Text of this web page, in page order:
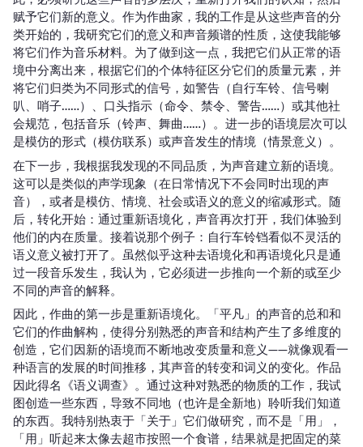
赋予它们新的意义。作为作曲家，我的工作是从这些声音的分
类开始的，我研究它们的意义和声音频谱的性质，这使我能够
将它们作为音乐材料。为了做到这一点，我把它们从正常的语
境中分离出来，根据它们的个体特征区分它们的质量元素，并
将它们归类为不同形式的信号，如警告（自行车铃、信号喇
叭、哨子……）、口头指示（命令、禁令、警告……）或其他社
会规范，包括音乐（铃声、舞曲……）。进一步的语境层次可以
是模仿的形式（模仿联系）或声音发生的情境（情景意义）。
在下一步，我根据我发现的不同品质，为声音建立新的语境。
这可以是类似的声学现象（在日常情况下不会同时出现的声
音），或者是模仿、情境、社会或语义的意义的缩减形式。随
后，转化开始：通过重新语境化，声音再次打开，我们体验到
他们的内在质量。接着说那个例子：自行车铃铛看似不灵活的
语义意义被打开了。虽然似乎这种去语境化和再语境化只是通
过一段音乐发生，我认为，它必须进一步推向一个新的或至少
不同的声音的解释。
因此，作曲的第一步是重新语境化。「平凡」的声音的总和和
它们的作曲解构，使得分别熟悉的声音和结构产生了多维度的
创造，它们因新的语境而不断地改变质量和意义——就像观看一
种语言的发展的时间推移，其声音的转变和词义的变化。作品
因此得名《语义调查》。通过这种对熟悉的物质的工作，我试
图创造一些东西，导致不同地（也许是全新地）聆听我们知道
的东西。我特别热衷于「关于」它们做研究，而不是「用」，
「用」听起来太像去超市按照一个食谱，结果就是把固定的菜